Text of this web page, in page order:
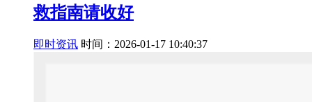
救指南请收好
即时资讯 时间：2026-01-17 10:40:37